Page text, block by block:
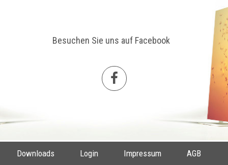
Besuchen Sie uns auf Facebook
Downloads Login Impressum AGB